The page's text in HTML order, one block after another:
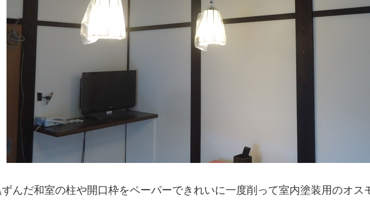
んだ和室の柱や開口枠をペーパーできれいに一度削って室内塗装用のオス